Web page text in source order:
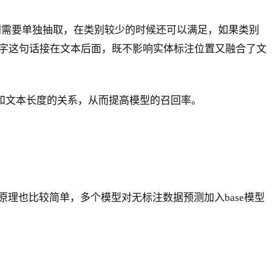
要单独抽取，在类别较少的时候还可以满足，如果类别
这句话接在文本后面，既不影响实体标注位置又融合了文
本长度的关系，从而提高模型的召回率。
也比较简单，多个模型对无标注数据预测加入base模型